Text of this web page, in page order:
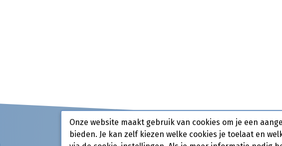
Onze website maakt gebruik van cookies om je een
bieden. Je kan zelf kiezen welke cookies je toelaat en